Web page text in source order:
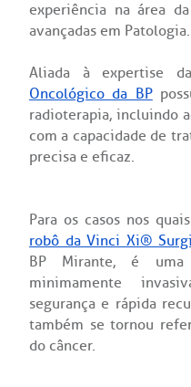
Saiba mais
Endereço:
R. Colômbia, 332
CEP: 01438-000 | Jardim
São Paulo - SP
de Benchmarking
de Bioética
frequentes
de órgãos
de cuidado
experiência na área
avançadas em Patologia.
Aliada à expertise
Oncológico da BP
radioterapia, incluindo
com a capacidade de
precisa e eficaz.
Para os casos nos
robô da Vinci Xi®
BP Mirante, é uma
minimamente
segurança e rápida
também se tornou
do câncer.